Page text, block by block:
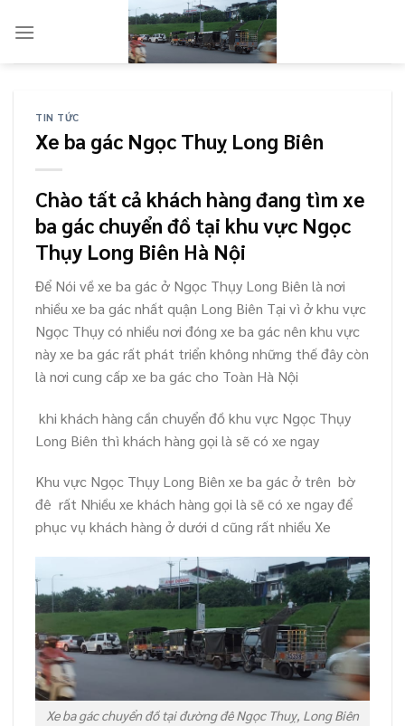
TIN TỨC
Xe ba gác Ngọc Thuỵ Long Biên
Chào tất cả khách hàng đang tìm xe
ba gác chuyển đồ tại khu vực Ngọc
Thụy Long Biên Hà Nội
Để Nói về xe ba gác ở Ngọc Thụy Long Biên là nơi
nhiều xe ba gác nhất quận Long Biên Tại vì ở khu vực
Ngọc Thụy có nhiều nơi đóng xe ba gác nên khu vực
này xe ba gác rất phát triển không những thế đây còn
là nơi cung cấp xe ba gác cho Toàn Hà Nội
khi khách hàng cần chuyển đồ khu vực Ngọc Thụy
Long Biên thì khách hàng gọi là sẽ có xe ngay
Khu vực Ngọc Thụy Long Biên xe ba gác ở trên bờ
đê rất Nhiều xe khách hàng gọi là sẽ có xe ngay để
phục vụ khách hàng ở dưới d cũng rất nhiều Xe
Xe ba gác chuyển đồ tại đường đê Ngọc Thuỵ, Long Biên